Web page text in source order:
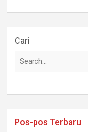
Cari
Pos-pos Terbaru